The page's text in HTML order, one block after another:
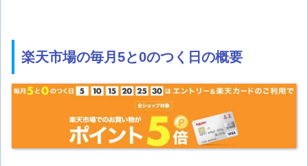
楽天市場の毎月5と0のつく日の概要